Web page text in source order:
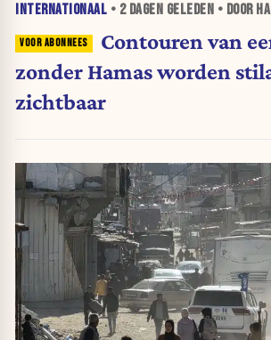
INTERNATIONAAL • 2 DAGEN GELEDEN • DOOR
Contouren van
zonder Hamas worden
zichtbaar